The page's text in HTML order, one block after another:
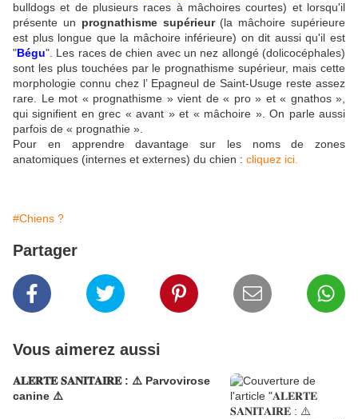
bulldogs et de plusieurs races à mâchoires courtes) et lorsqu'il
présente un prognathisme supérieur(la mâchoire supérieure
est plus longue que la mâchoire inférieure) on dit aussi qu'il est
"Bégu". Les races de chien avec un nez allongé (dolicocéphales)
sont les plus touchées par le prognathisme supérieur, mais cette
morphologie connu chez l’ Epagneul de Saint-Usuge reste assez
rare. Le mot « prognathisme » vient de « pro » et « gnathos »,
qui signifient en grec « avant » et « mâchoire ». On parle aussi
parfois de « prognathie ».
Pour en apprendre davantage sur les noms de zones
anatomiques (internes et externes) du chien : cliquez ici.
#Chiens ?
Partager
Vous aimerez aussi
𝐀𝐋𝐄𝐑𝐓𝐄 𝐒𝐀𝐍𝐈𝐓𝐀𝐈𝐑𝐄 : ⚠️ Parvovirose
canine ⚠️